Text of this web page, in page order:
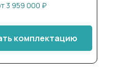
3 959 000 ₽
комплектацию